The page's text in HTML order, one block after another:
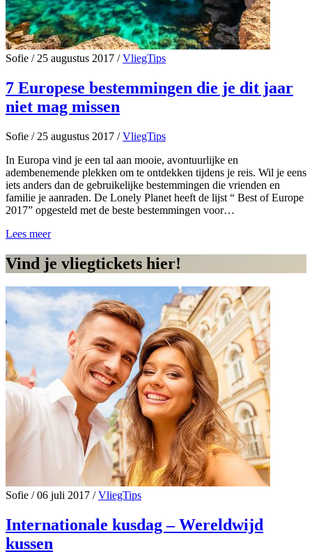
Sofie /25 augustus 2017 / VliegTips
7 Europese bestemmingen die je dit jaar
niet mag missen
Sofie /25 augustus 2017 / VliegTips
In Europa vind je een tal aan mooie, avontuurlijke en
adembenemende plekken om te ontdekken tijdens je reis. Wil je eens
iets anders dan de gebruikelijke bestemmingen die vrienden en
familie je aanraden. De Lonely Planet heeft de lijst “ Best of Europe
2017” opgesteld met de beste bestemmingen voor…
Lees meer
Vind je vliegtickets hier!
Sofie /06 juli 2017 / VliegTips
Internationale kusdag – Wereldwijd
kussen